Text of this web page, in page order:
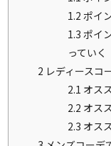
1.2 ポイ
1.3 ポイ
っていく
2 レディースコ
2.1 オス
2.2 オス
2.3 オス